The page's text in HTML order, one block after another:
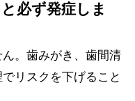
必ず発症しま
。歯みがき、歯間清
リスクを下げること